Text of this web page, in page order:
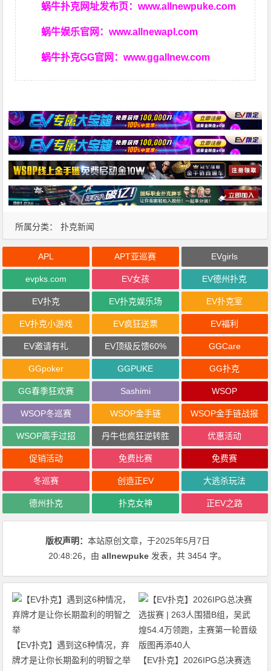
蜗牛扑克网址发布页：www.allnewpuke.com
蜗牛娱乐官网：www.allnewapl.com
蜗牛扑克GG官网：www.ggallnew.com
所属分类： 扑克新闻
APL APT亚巡赛 EVgirls
evpks.com EV女孩 EV德州扑克
EV扑克 EV扑克娱乐场 EV扑克室
EV扑克小游戏 EV疯狂送票 EV福利
EV邀请有礼 EV顶级反馈60% GGCare
GGpoker GGPUKE GG扑克
GG春季狂欢赛 Sashimi WSOP
WSOP冬巡赛 WSOP金手链 WSOP金手链战报
WSOP高手过招 丹牛也疯狂逆转胜 优惠活动
促销活动 免费比赛 免费赛
冬巡赛 创造正EV 大逃杀玩法
德州扑克 扑克女神 正EV之路
版权声明：本站原创文章，于2025年5月7日
20:48:26，由allnewpuke 发表，共 3454 字。
【EV扑克】遇到这6种情况，弃
牌才是让你长期盈利的明智之举
【EV扑克】2026IPG总决赛选